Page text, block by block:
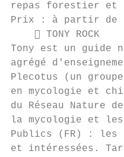
repas forestier et
Prix : à partir de
     TONY ROCK
Tony est un guide
agrégé
Plecotus (un
en mycologie et
du Réseau Nature
la mycologie et
Publics (FR) : les
et intéressées.